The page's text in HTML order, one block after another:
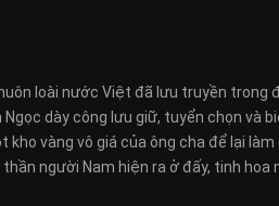
loài nước Việt đã lưu truyền trong
dày công lưu giữ, tuyển chọn và
vàng vô giá của ông cha để lại làm
người Nam hiện ra ở đấy, tinh hoa